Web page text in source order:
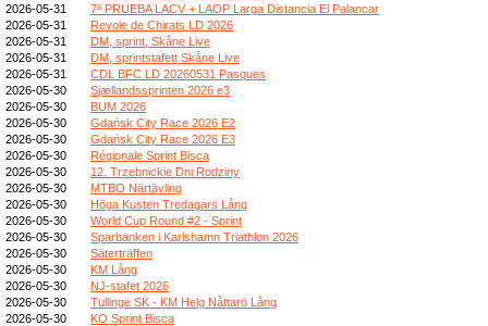
2026-05-31
7ª PRUEBA LACV + LAOP Larga Distancia El Palancar
2026-05-31
Revole de Chirats LD 2026
2026-05-31
DM, sprint, Skåne Live
2026-05-31
DM, sprintstafett Skåne Live
2026-05-31
CDL BFC LD 20260531 Pasques
2026-05-30
Sjællandssprinten 2026 e3
2026-05-30
BUM 2026
2026-05-30
Gdańsk City Race 2026 E2
2026-05-30
Gdańsk City Race 2026 E3
2026-05-30
Régionale Sprint Bisca
2026-05-30
12. Trzebnickie Dni Rodziny
2026-05-30
MTBO Närtävling
2026-05-30
Höga Kusten Tredagars Lång
2026-05-30
World Cup Round #2 - Sprint
2026-05-30
Sparbanken i Karlshamn Triathlon 2026
2026-05-30
Säterträffen
2026-05-30
KM Lång
2026-05-30
NJ-stafet 2026
2026-05-30
Tullinge SK - KM Helg Nåttarö Lång
2026-05-30
KO Sprint Bisca